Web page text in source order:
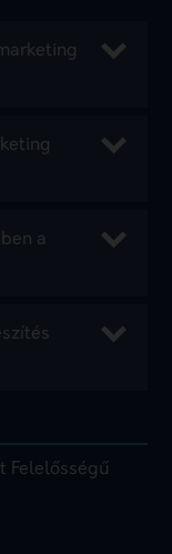
a
Felelősségű